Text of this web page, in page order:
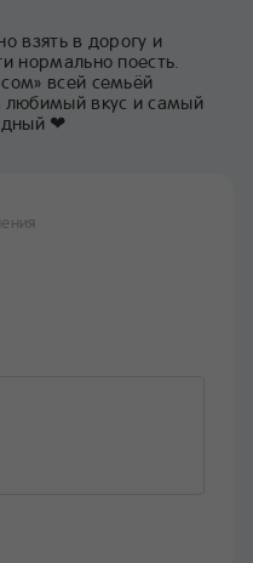
взять в дорогу и
нормально поесть.
всей семьёй
вкус и самый
❤